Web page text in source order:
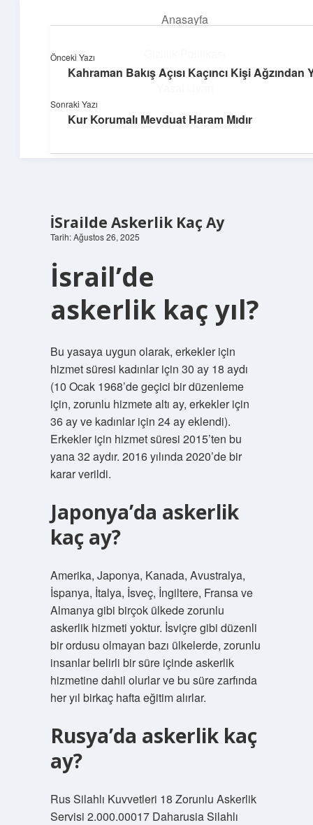
Anasayfa
Hakkımızda
Hızlı Baskı Tüyoları
Yaratıcı fikirlerle projelerini canlandır!
İSrailde Askerlik Kaç Ay
Tarih: Ağustos 26, 2025
İsrail’de
askerlik kaç yıl?
Bu yasaya uygun olarak, erkekler için
hizmet süresi kadınlar için 30 ay 18 aydı
(10 Ocak 1968’de geçici bir düzenleme
için, zorunlu hizmete altı ay, erkekler için
36 ay ve kadınlar için 24 ay eklendi).
Erkekler için hizmet süresi 2015’ten bu
yana 32 aydır. 2016 yılında 2020’de bir
karar verildi.
Japonya’da askerlik
kaç ay?
Amerika, Japonya, Kanada, Avustralya,
İspanya, İtalya, İsveç, İngiltere, Fransa ve
Almanya gibi birçok ülkede zorunlu
askerlik hizmeti yoktur. İsviçre gibi düzenli
bir ordusu olmayan bazı ülkelerde, zorunlu
insanlar belirli bir süre içinde askerlik
hizmetine dahil olurlar ve bu süre zarfında
her yıl birkaç hafta eğitim alırlar.
Rusya’da askerlik kaç
ay?
Rus Silahlı Kuvvetleri 18 Zorunlu Askerlik
Servisi 2.000.00017 Daharusia Silahlı
Önceki Yazı
Kahraman Bakış Açısı Kaçıncı Kişi Ağzından
Sonraki Yazı
Kur Korumalı Mevduat Haram Mıdır